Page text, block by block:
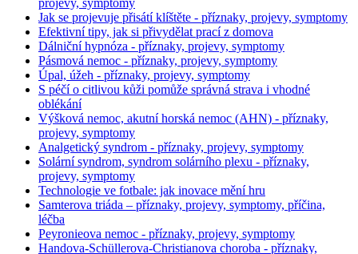
projevy, symptomy
Jak se projevuje přisátí klíštěte - příznaky, projevy, symptomy
Efektivní tipy, jak si přivydělat prací z domova
Dálniční hypnóza - příznaky, projevy, symptomy
Pásmová nemoc - příznaky, projevy, symptomy
Úpal, úžeh - příznaky, projevy, symptomy
S péčí o citlivou kůži pomůže správná strava i vhodné
oblékání
Výšková nemoc, akutní horská nemoc (AHN) - příznaky,
projevy, symptomy
Analgetický syndrom - příznaky, projevy, symptomy
Solární syndrom, syndrom solárního plexu - příznaky,
projevy, symptomy
Technologie ve fotbale: jak inovace mění hru
Samterova triáda – příznaky, projevy, symptomy, příčina,
léčba
Peyronieova nemoc - příznaky, projevy, symptomy
Handova-Schüllerova-Christianova choroba - příznaky,